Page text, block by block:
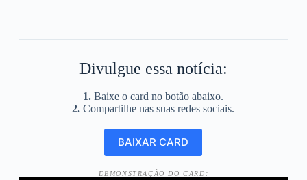
Divulgue essa notícia:
1. Baixe o card no botão abaixo.
2. Compartilhe nas suas redes sociais.
DEMONSTRAÇÃO DO CARD: